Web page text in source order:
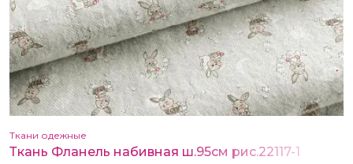
Ткани одежные
Ткань Фланель набивная ш.95см рис.22117-1